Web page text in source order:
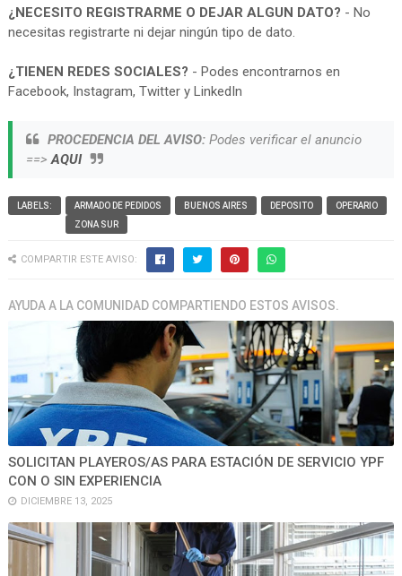
¿NECESITO REGISTRARME O DEJAR ALGUN DATO? - No
necesitas registrarte ni dejar ningún tipo de dato.
¿TIENEN REDES SOCIALES? - Podes encontrarnos en
Facebook, Instagram, Twitter y LinkedIn
PROCEDENCIA DEL AVISO:Podes verificar el anuncio
==>AQUI
LABELS: ARMADO DE PEDIDOS BUENOS AIRES DEPOSITO
OPERARIO
ZONA SUR
COMPARTIR ESTE AVISO:
AYUDA A LA COMUNIDAD COMPARTIENDO ESTOS AVISOS.
SOLICITAN PLAYEROS/AS PARA ESTACIÓN DE SERVICIO YPF
CON O SIN EXPERIENCIA
DICIEMBRE 13, 2025